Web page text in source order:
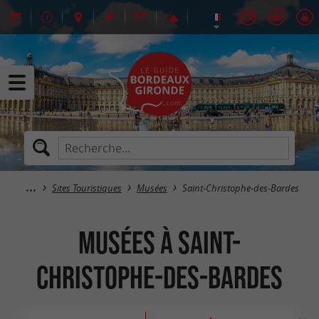
Sites Touristiques Musées Saint-Christophe-des-Bardes
Musées à Saint-
Christophe-des-Bardes